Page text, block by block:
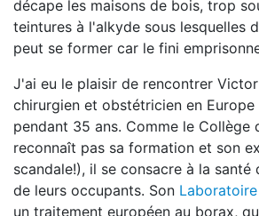
décape les maisons de bois, trop
teintures à l'alkyde sous lesquelles
peut se former car le fini
J'ai eu le plaisir de rencontrer
chirurgien et obstétricien en
pendant 35 ans. Comme le Collège
reconnaît pas sa formation et son
scandale!), il se consacre à la santé
de leurs occupants. Son
un traitement européen au borax,